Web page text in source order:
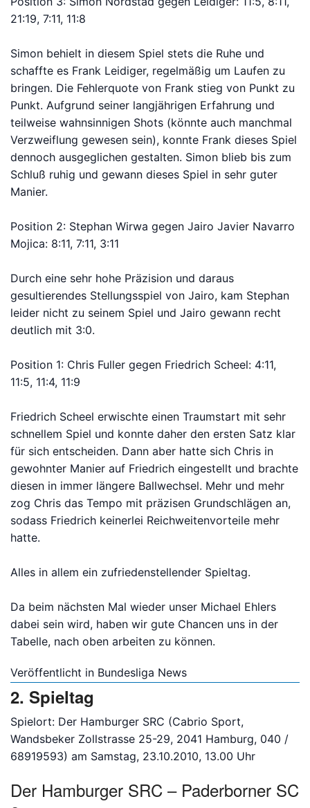
21:19, 7:11, 11:8
Simon behielt in diesem Spiel stets die Ruhe und
schaffte es Frank Leidiger, regelmäßig um Laufen zu
bringen. Die Fehlerquote von Frank stieg von Punkt zu
Punkt. Aufgrund seiner langjährigen Erfahrung und
teilweise wahnsinnigen Shots (könnte auch manchmal
Verzweiflung gewesen sein), konnte Frank dieses Spiel
dennoch ausgeglichen gestalten. Simon blieb bis zum
Schluß ruhig und gewann dieses Spiel in sehr guter
Manier.
Position 2: Stephan Wirwa gegen Jairo Javier Navarro
Mojica: 8:11, 7:11, 3:11
Durch eine sehr hohe Präzision und daraus
gesultierendes Stellungsspiel von Jairo, kam Stephan
leider nicht zu seinem Spiel und Jairo gewann recht
deutlich mit 3:0.
Position 1: Chris Fuller gegen Friedrich Scheel: 4:11,
11:5, 11:4, 11:9
Friedrich Scheel erwischte einen Traumstart mit sehr
schnellem Spiel und konnte daher den ersten Satz klar
für sich entscheiden. Dann aber hatte sich Chris in
gewohnter Manier auf Friedrich eingestellt und brachte
diesen in immer längere Ballwechsel. Mehr und mehr
zog Chris das Tempo mit präzisen Grundschlägen an,
sodass Friedrich keinerlei Reichweitenvorteile mehr
hatte.
Alles in allem ein zufriedenstellender Spieltag.
Da beim nächsten Mal wieder unser Michael Ehlers
dabei sein wird, haben wir gute Chancen uns in der
Tabelle, nach oben arbeiten zu können.
Veröffentlicht in Bundesliga News
2. Spieltag
Spielort: Der Hamburger SRC (Cabrio Sport,
Wandsbeker Zollstrasse 25-29, 2041 Hamburg, 040 /
68919593) am Samstag, 23.10.2010, 13.00 Uhr
Der Hamburger SRC – Paderborner SC